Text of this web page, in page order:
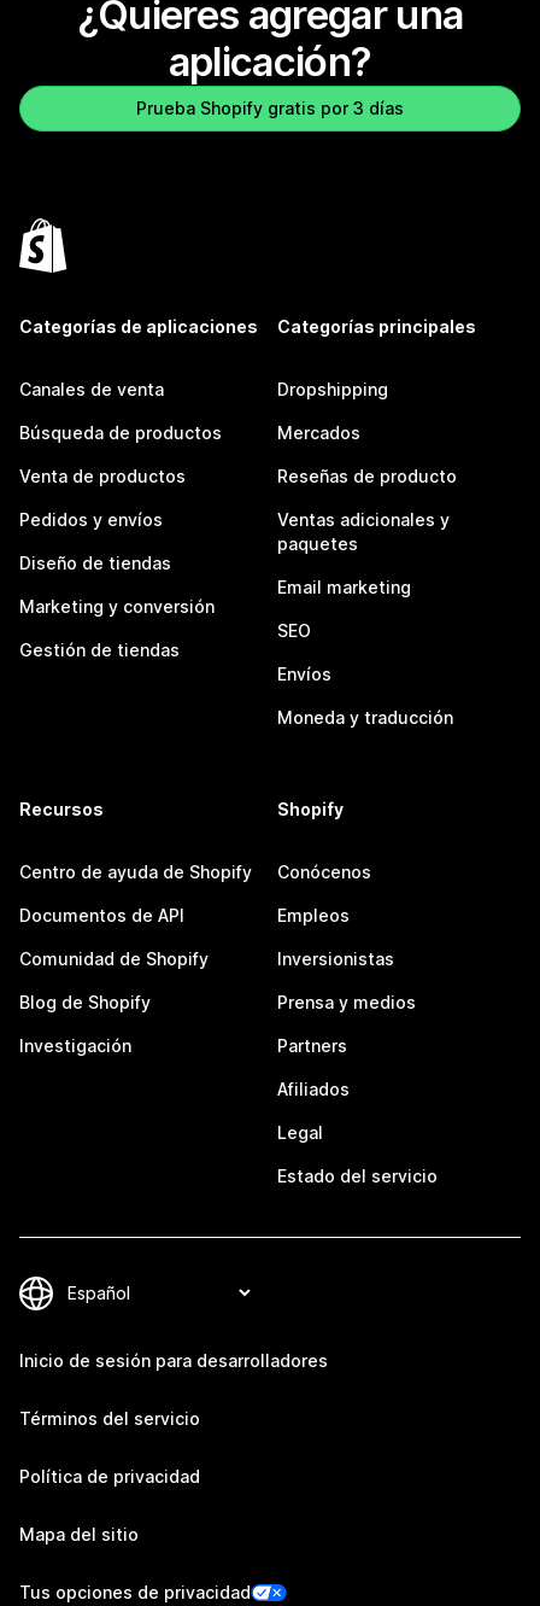
¿Quieres agregar una
aplicación?
Prueba Shopify gratis por 3 días
Categorías de aplicaciones
Canales de venta
Búsqueda de productos
Venta de productos
Pedidos y envíos
Diseño de tiendas
Marketing y conversión
Gestión de tiendas
Categorías principales
Dropshipping
Mercados
Reseñas de producto
Ventas adicionales y
paquetes
Email marketing
SEO
Envíos
Moneda y traducción
Recursos
Centro de ayuda de Shopify
Documentos de API
Comunidad de Shopify
Blog de Shopify
Investigación
Shopify
Conócenos
Empleos
Inversionistas
Prensa y medios
Partners
Afiliados
Legal
Estado del servicio
Inicio de sesión para desarrolladores
Términos del servicio
Política de privacidad
Mapa del sitio
Tus opciones de privacidad